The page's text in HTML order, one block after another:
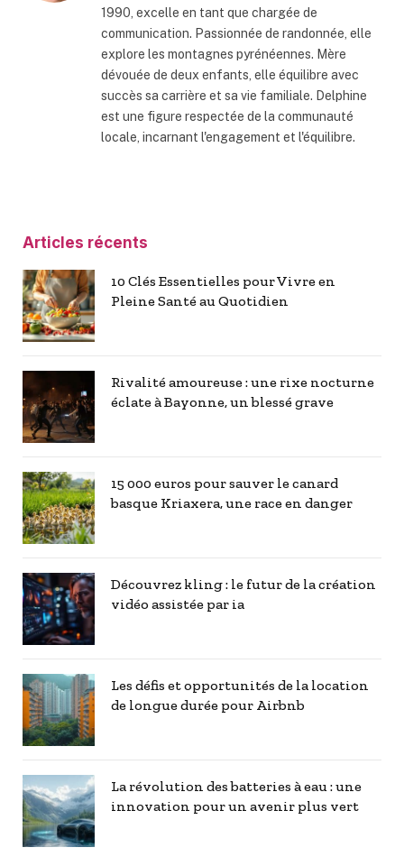
1990, excelle en tant que chargée de
communication. Passionnée de randonnée, elle
explore les montagnes pyrénéennes. Mère
dévouée de deux enfants, elle équilibre avec
succès sa carrière et sa vie familiale. Delphine
est une figure respectée de la communauté
locale, incarnant l'engagement et l'équilibre.
Articles récents
10 Clés Essentielles pour Vivre en
Pleine Santé au Quotidien
Rivalité amoureuse : une rixe nocturne
éclate à Bayonne, un blessé grave
15 000 euros pour sauver le canard
basque Kriaxera, une race en danger
Découvrez kling : le futur de la création
vidéo assistée par ia
Les défis et opportunités de la location
de longue durée pour Airbnb
La révolution des batteries à eau : une
innovation pour un avenir plus vert